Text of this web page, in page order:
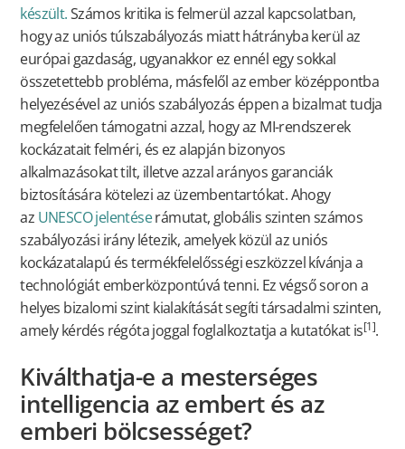
készült.Számos kritika is felmerül azzal kapcsolatban,
hogy az uniós túlszabályozás miatt hátrányba kerül az
európai gazdaság, ugyanakkor ez ennél egy sokkal
összetettebb probléma, másfelől az ember középpontba
helyezésével az uniós szabályozás éppen a bizalmat tudja
megfelelően támogatni azzal, hogy az MI-rendszerek
kockázatait felméri, és ez alapján bizonyos
alkalmazásokat tilt, illetve azzal arányos garanciák
biztosítására kötelezi az üzembentartókat. Ahogy
az UNESCO jelentéserámutat, globális szinten számos
szabályozási irány létezik, amelyek közül az uniós
kockázatalapú és termékfelelősségi eszközzel kívánja a
technológiát emberközpontúvá tenni. Ez végső soron a
helyes bizalomi szint kialakítását segíti társadalmi szinten,
amely kérdés régóta joggal foglalkoztatja a kutatókat is[1].
Kiválthatja-e a mesterséges
intelligencia az embert és az
emberi bölcsességet?